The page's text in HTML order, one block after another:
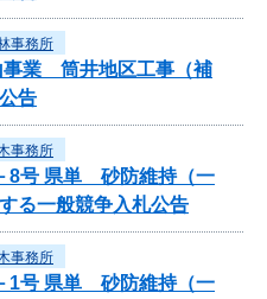
事務所
事業 筒井地区工事（補
告
事務所
8号 県単 砂防維持（一
る一般競争入札公告
事務所
1号 県単 砂防維持（一